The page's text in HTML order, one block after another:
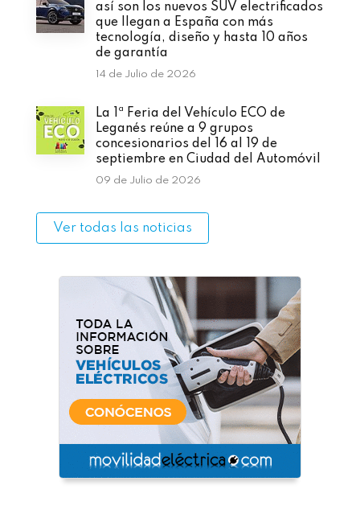
así son los nuevos SUV electrificados
que llegan a España con más
tecnología, diseño y hasta 10 años
de garantía
14 de Julio de 2026
La 1ª Feria del Vehículo ECO de
Leganés reúne a 9 grupos
concesionarios del 16 al 19 de
septiembre en Ciudad del Automóvil
09 de Julio de 2026
Ver todas las noticias